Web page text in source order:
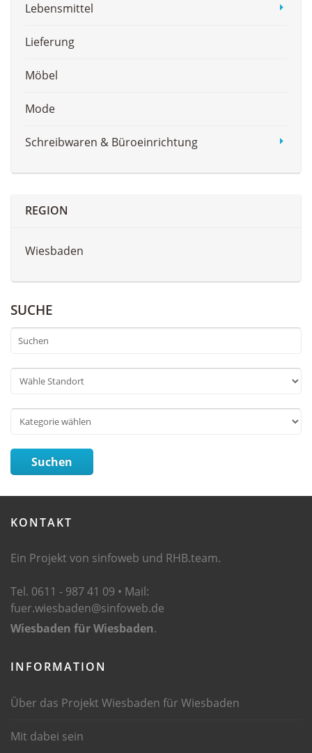
Lebensmittel
Lieferung
Möbel
Mode
Schreibwaren & Büroeinrichtung
REGION
Wiesbaden
SUCHE
Suchen
KONTAKT
Ein Projekt von sinfoweb und RHB.team.
Tel. 0611 - 987 41 09 • Mail:
fuer.wiesbaden@sinfoweb.de
Wiesbaden für Wiesbaden.
INFORMATION
Über das Projekt Wiesbaden für Wiesbaden
Mit dabei sein